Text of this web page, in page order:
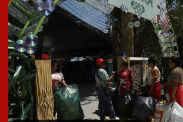
...